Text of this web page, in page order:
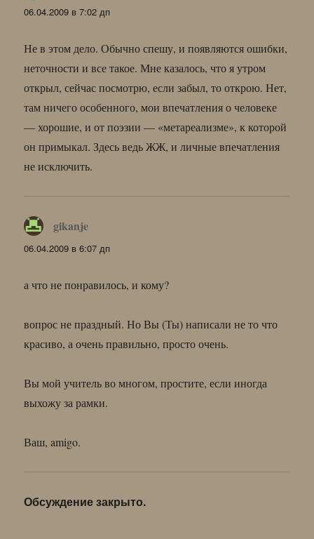
06.04.2009 в 7:02 дп
Не в этом дело. Обычно спешу, и появляются ошибки,
неточности и все такое. Мне казалось, что я утром
открыл, сейчас посмотрю, если забыл, то открою. Нет,
там ничего особенного, мои впечатления о человеке
— хорошие, и от поэзии — «метареализме», к которой
он примыкал. Здесь ведь ЖЖ, и личные впечатления
не исключить.
gikanje
06.04.2009 в 6:07 дп
а что не понравилось, и кому?
вопрос не праздный. Но Вы (Ты) написали не то что
красиво, а очень правильно, просто очень.
Вы мой учитель во многом, простите, если иногда
выхожу за рамки.
Ваш, amigo.
Обсуждение закрыто.